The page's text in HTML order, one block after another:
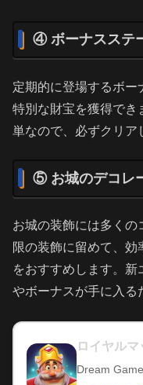
④ ボーナスステ
定期的に登場するボ
特別な財宝を獲得でき
単なので、必ずクリア
⑤ お城のデコレ
お城の装飾には多く
限の装飾に留めて、効
をおすすめします。
やボーナスが手に入る
ロイヤル
Dream